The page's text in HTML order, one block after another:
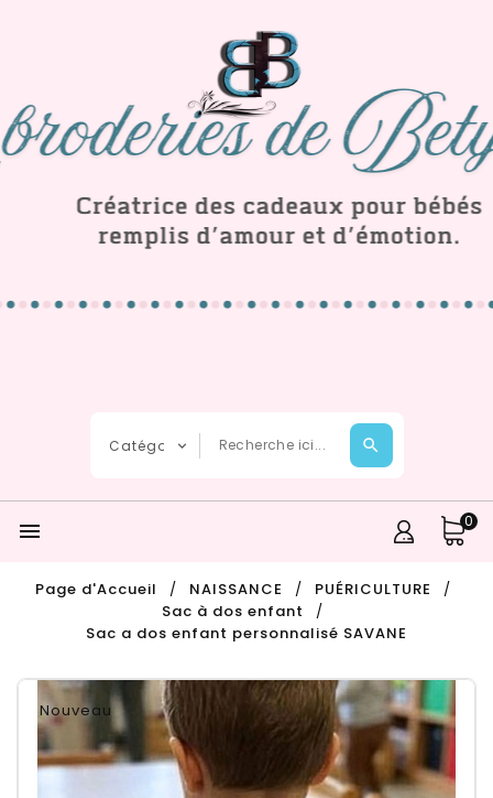
 0
Page d'Accueil NAISSANCE
PUÉRICULTURE
Sac à dos enfant
Sac a dos enfant personnalisé SAVANE
Nouveau